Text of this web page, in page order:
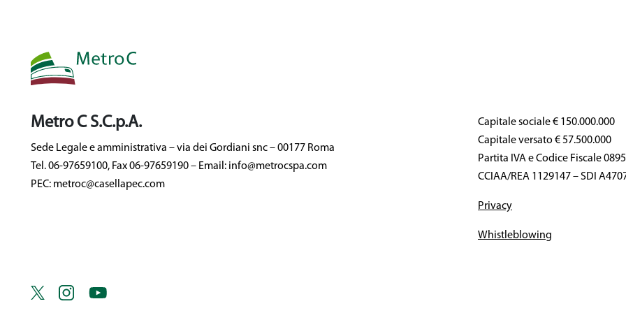
Metro C S.C.p.A.
Sede Legale e amministrativa – via dei Gordiani snc – 00177 Roma
Tel. 06-97659100, Fax 06-97659190 – Email: info@metrocspa.com
PEC: metroc@casellapec.com
Capitale sociale € 150.000.000
Capitale versato € 57.500.000
Partita IVA e Codice Fiscale
CCIAA/REA 1129147 – SDI
Privacy
Whistleblowing